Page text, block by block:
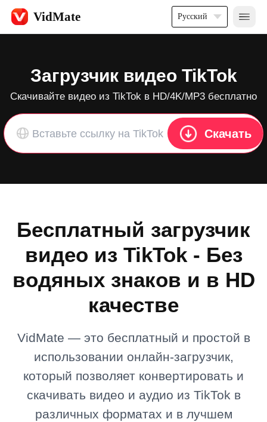
VidMate Русский
Загрузчик видео TikTok
Скачивайте видео из TikTok в HD/4K/MP3 бесплатно
Скачать
Бесплатный загрузчик
видео из TikTok - Без
водяных знаков и в HD
качестве
VidMate — это бесплатный и простой в
использовании онлайн-загрузчик,
который позволяет конвертировать и
скачивать видео и аудио из TikTok в
различных форматах и в лучшем